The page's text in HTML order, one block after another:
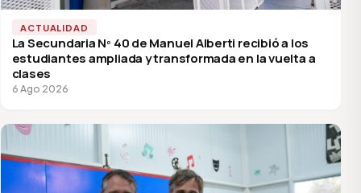
ACTUALIDAD
La Secundaria Nº 40 de Manuel Alberti recibió a los
estudiantes ampliada y transformada en la vuelta a
clases
6 Ago 2026